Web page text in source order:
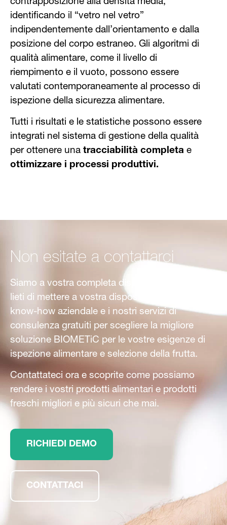
identificando il “vetro nel vetro”
indipendentemente dall’orientamento e dalla
posizione del corpo estraneo. Gli algoritmi di
qualità alimentare, come il livello di
riempimento e il vuoto, possono essere
valutati contemporaneamente al processo di
ispezione della sicurezza alimentare.
Tutti i risultati e le statistiche possono essere
integrati nel sistema di gestione della qualità
per ottenere una tracciabilità completa e
ottimizzare i processi produttivi.
Non esitate a contattarci
Siamo a vostra completa disposizione. Saremo
lieti di mettere a vostra disposizione il nostro
know-how aziendale e i nostri servizi di
consulenza gratuiti per scegliere la migliore
soluzione BIOMETiC per le vostre esigenze di
ispezione alimentare e selezione della frutta.
Contattateci ora e scoprite come possiamo
rendere i vostri prodotti alimentari e prodotti
freschi migliori e più sicuri che mai.
RICHIEDI DEMO
CONTATTACI